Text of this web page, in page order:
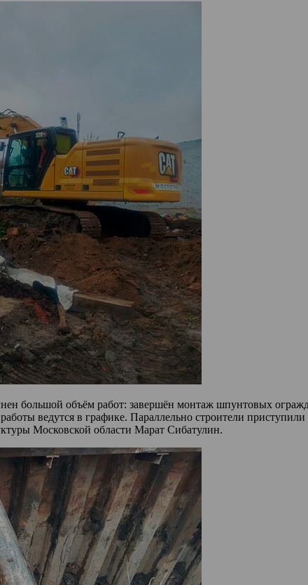
большой объём работ: завершён монтаж шпунтовых
ведутся в графике. Параллельно строители
Московской области Марат Сибатулин.